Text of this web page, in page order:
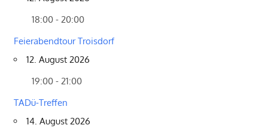
18:00 - 20:00
Feierabendtour Troisdorf
12. August 2026
19:00 - 21:00
TADü-Treffen
14. August 2026